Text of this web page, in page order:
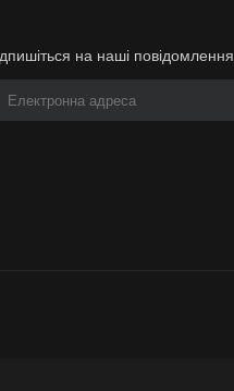
на наші повідомлення